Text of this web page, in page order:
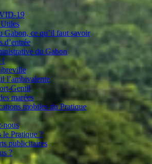
19
Gabon, ce qu’il faut savoir
d’entrée
du Gabon
!
l’ambivalente
Gentil
marées
mobiles du Pratique
nous
le Pratique ?
publicitaires
?